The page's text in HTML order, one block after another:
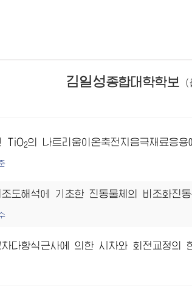
김일성종합대학학보
(
TiO2의 나트리움이온축전지음극재료응
도해석에 기초한 진동물체의 비조화진
다항식근사에 의한 시차와 회전교정의